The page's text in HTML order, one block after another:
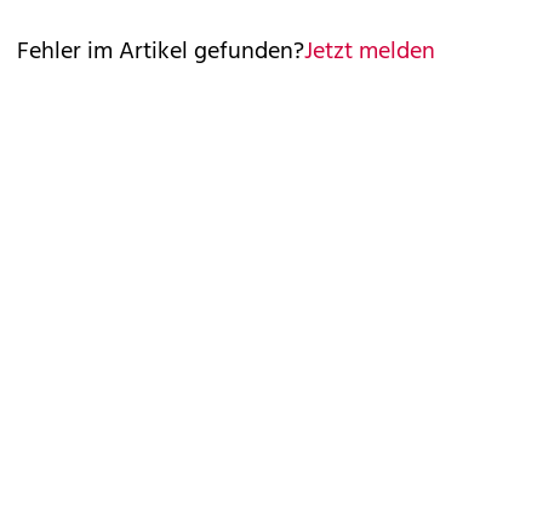
Fehler im Artikel gefunden?Jetzt melden